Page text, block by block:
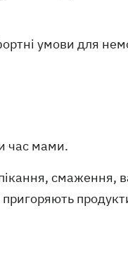
умови для
час мами.
смаження,